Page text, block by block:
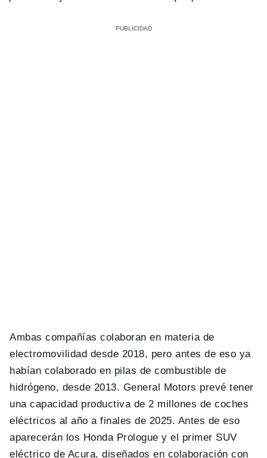
Ambas compañías colaboran en materia de
electromovilidad desde 2018, pero antes de eso ya
habían colaborado en pilas de combustible de
hidrógeno, desde 2013. General Motors prevé tener
una capacidad productiva de 2 millones de coches
eléctricos al año a finales de 2025. Antes de eso
aparecerán los Honda Prologue y el primer SUV
eléctrico de Acura, diseñados en colaboración con